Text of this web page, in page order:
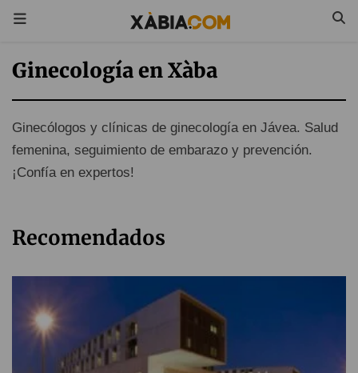
Ginecología en Xàba
Ginecólogos y clínicas de ginecología en Jávea. Salud
femenina, seguimiento de embarazo y prevención.
¡Confía en expertos!
Recomendados